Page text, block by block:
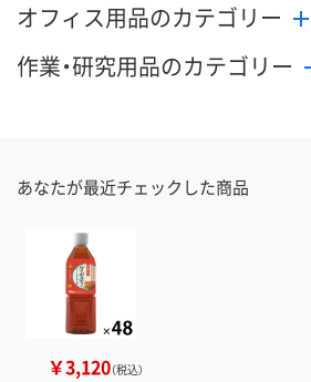
オフィス用品のカテゴリー
作業・研究用品のカテゴリー
あなたが最近チェックした商品
￥3,120（税込）